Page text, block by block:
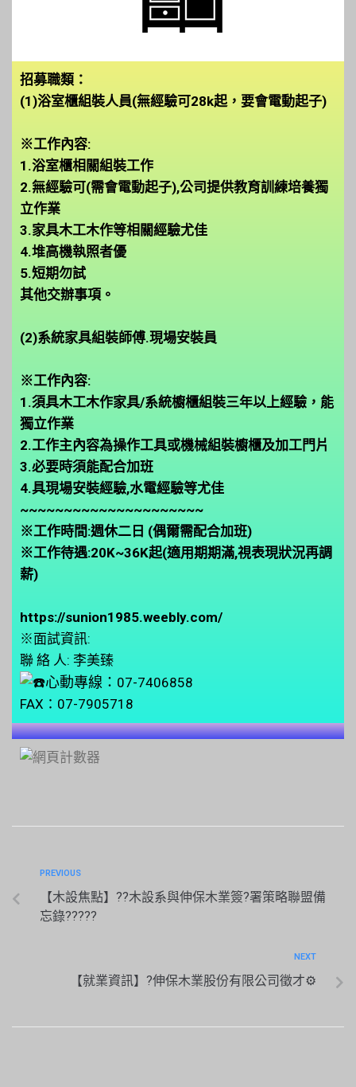
招募職類：
(1)浴室櫃組裝人員(無經驗可28k起，要會電動起子)
※工作內容:
1.浴室櫃相關組裝工作
2.無經驗可(需會電動起子),公司提供教育訓練培養獨
立作業
3.家具木工木作等相關經驗尤佳
4.堆高機執照者優
5.短期勿試
其他交辦事項。
(2)系統家具組裝師傅.現場安裝員
※工作內容:
1.須具木工木作家具/系統櫥櫃組裝三年以上經驗，能
獨立作業
2.工作主內容為操作工具或機械組裝櫥櫃及加工門片
3.必要時須能配合加班
4.具現場安裝經驗,水電經驗等尤佳
~~~~~~~~~~~~~~~~~~~~~
※工作時間:週休二日 (偶爾需配合加班)
※工作待遇:20K~36K起(適用期期滿,視表現狀況再調
薪)
https://sunion1985.weebly.com/
※面試資訊:
聯 絡 人: 李美臻
心動專線： 07-7406858
FAX：07-7905718
PREVIOUS
【木設焦點】??木設系與伸保木業簽?署策略聯盟備
忘錄??‍?‍??
NEXT
【就業資訊】?伸保木業股份有限公司徵才⚙